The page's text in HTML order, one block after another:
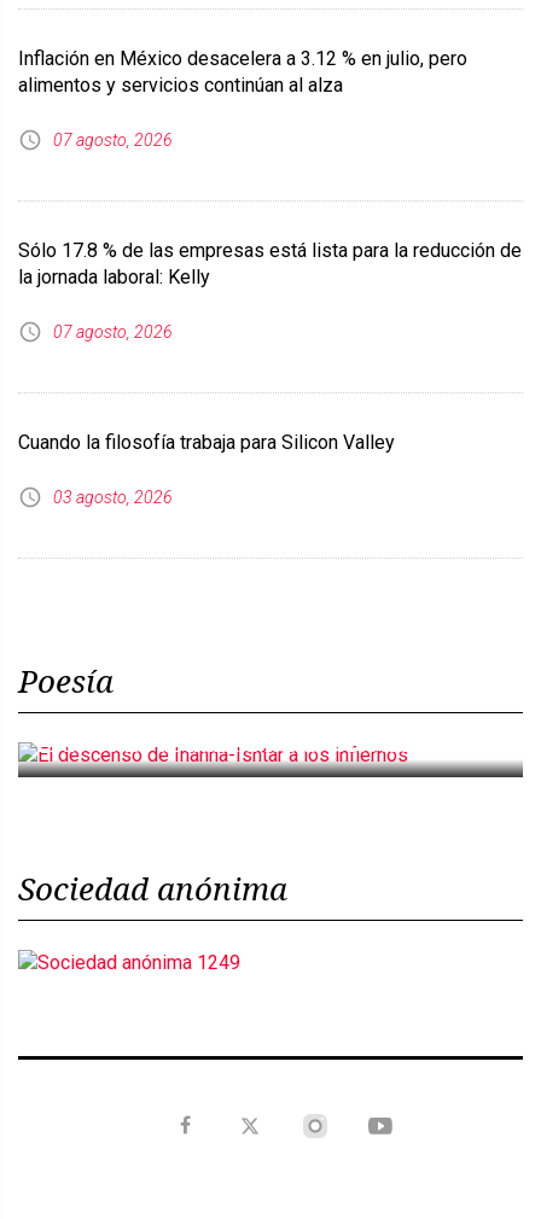
Inflación en México desacelera a 3.12 % en julio, pero
alimentos y servicios continúan al alza
07 agosto, 2026
Sólo 17.8 % de las empresas está lista para la reducción de
la jornada laboral: Kelly
07 agosto, 2026
Cuando la filosofía trabaja para Silicon Valley
03 agosto, 2026
Poesía
El descenso de Inanna-Ishtar a los infiernos
Sociedad anónima